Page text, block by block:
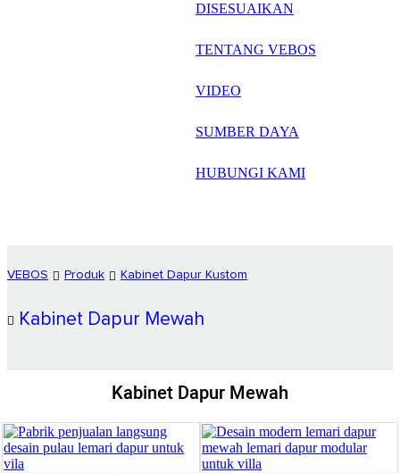
français
العربية
DISESUAIKAN
TENTANG VEBOS
VIDEO
SUMBER DAYA
HUBUNGI KAMI
VEBOS Produk Kabinet Dapur Kustom
Kabinet Dapur Mewah
Kabinet Dapur Mewah